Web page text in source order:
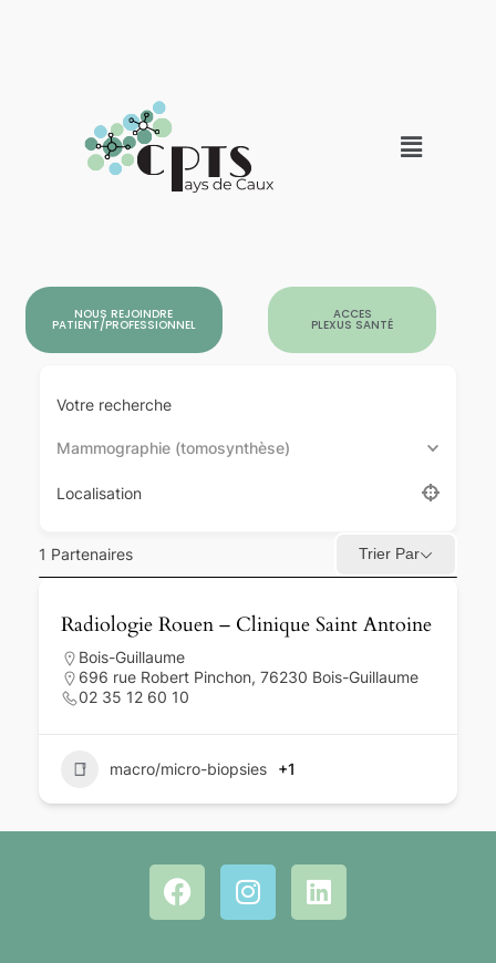
NOUS REJOINDRE
PATIENT/PROFESSIONNEL
ACCES
PLEXUS SANTÉ
Votre recherche
Mammographie (tomosynthèse)
Localisation
1 Partenaires Trier Par
Radiologie Rouen – Clinique Saint Antoine
Bois-Guillaume
696 rue Robert Pinchon, 76230 Bois-Guillaume
02 35 12 60 10
macro/micro-biopsies +1